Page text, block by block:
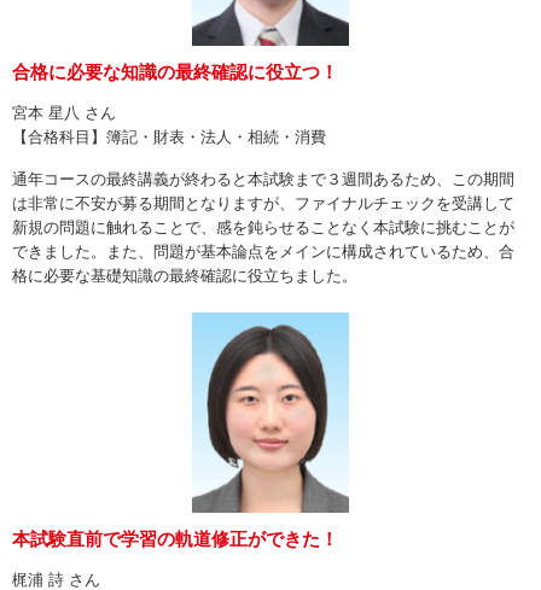
合格に必要な知識の最終確認に役立つ！
宮本 星八 さん
【合格科目】簿記・財表・法人・相続・消費
通年コースの最終講義が終わると本試験まで３週間あるため、この期間
は非常に不安が募る期間となりますが、ファイナルチェックを受講して
新規の問題に触れることで、感を鈍らせることなく本試験に挑むことが
できました。また、問題が基本論点をメインに構成されているため、合
格に必要な基礎知識の最終確認に役立ちました。
本試験直前で学習の軌道修正ができた！
梶浦 詩 さん